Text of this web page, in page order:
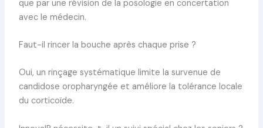
que par une révision de la posologie en concertation
avec le médecin.
Faut-il rincer la bouche après chaque prise ?
Oui, un rinçage systématique limite la survenue de
candidose oropharyngée et améliore la tolérance locale
du corticoïde.